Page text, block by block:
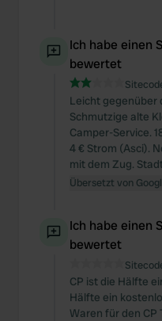
Ich habe einen
bewertet
Leicht gegenüber
Schmutzige alte
Camper-Service.
4 € Strom (Asci).
mit dem Zug.
Übersetzt von
Ich habe einen
bewertet
CP ist die Hälfte
Hälfte ein
Waren für den CP